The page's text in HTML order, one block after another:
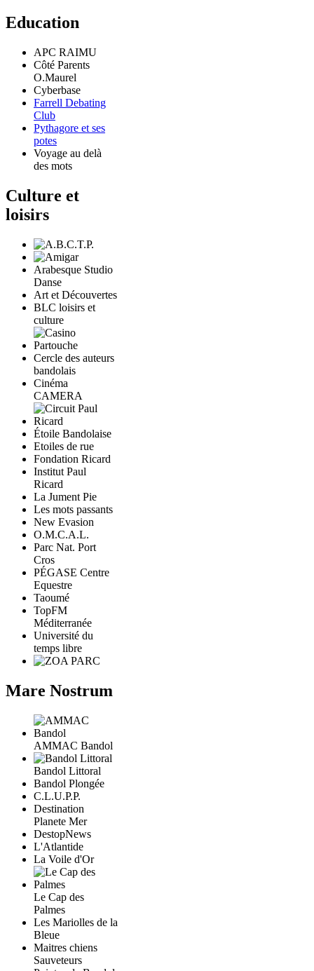
Education
APC RAIMU
Côté Parents
O.Maurel
Cyberbase
Farrell Debating
Club
Pythagore et ses
potes
Voyage au delà
des mots
Culture et
loisirs
Arabesque Studio
Danse
Art et Découvertes
BLC loisirs et
culture
Cercle des auteurs
bandolais
Cinéma
CAMERA
Étoile Bandolaise
Etoiles de rue
Fondation Ricard
Institut Paul
Ricard
La Jument Pie
Les mots passants
New Evasion
O.M.C.A.L.
Parc Nat. Port
Cros
PÉGASE Centre
Equestre
Taoumé
TopFM
Méditerranée
Université du
temps libre
Mare Nostrum
AMMAC Bandol
Bandol Littoral
Bandol Plongée
C.L.U.P.P.
Destination
Planete Mer
DestopNews
L'Atlantide
La Voile d'Or
Le Cap des
Palmes
Les Mariolles de la
Bleue
Maitres chiens
Sauveteurs